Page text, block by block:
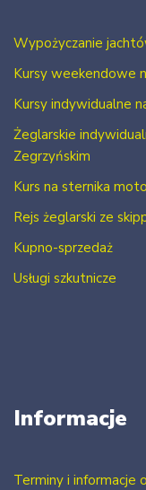
Wypożyczanie
Kursy weekendowe
Kursy indywidualne
Żeglarskie
Zegrzyńskim
Kurs na sternika
Rejs żeglarski ze
Kupno-sprzedaż
Usługi szkutnicze
Informacje
Terminy i informacje